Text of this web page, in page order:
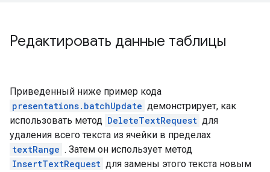
Редактировать данные таблицы
Приведенный ниже пример кода
presentations.batchUpdate демонстрирует, как
использовать метод DeleteTextRequest для
удаления всего текста из ячейки в пределах
textRange . Затем он использует метод
InsertTextRequest для замены этого текста новым